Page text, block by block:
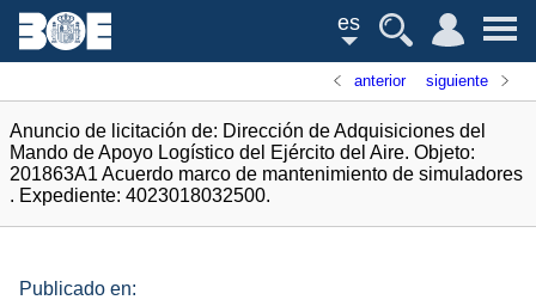
es
anterior siguiente
Anuncio de licitación de: Dirección de Adquisiciones del
Mando de Apoyo Logístico del Ejército del Aire. Objeto:
201863A1 Acuerdo marco de mantenimiento de simuladores
. Expediente: 4023018032500.
Publicado en: